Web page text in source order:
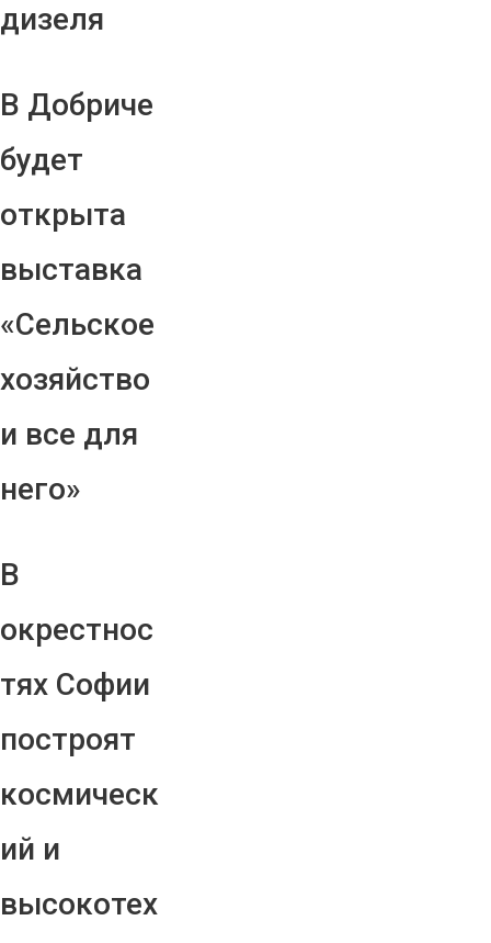
дизеля
В Добриче
будет
открыта
выставка
«Сельское
хозяйство
и все для
него»
В
окрестнос
тях Софии
построят
космическ
ий и
высокотех